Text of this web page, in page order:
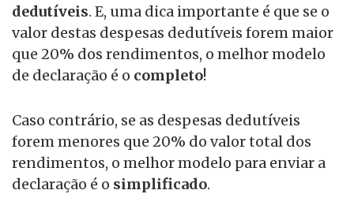
dedutíveis. E, uma dica importante é que se o
valor destas despesas dedutíveis forem maior
que 20% dos rendimentos, o melhor modelo
de declaração é o completo!
Caso contrário, se as despesas dedutíveis
forem menores que 20% do valor total dos
rendimentos, o melhor modelo para enviar a
declaração é o simplificado.